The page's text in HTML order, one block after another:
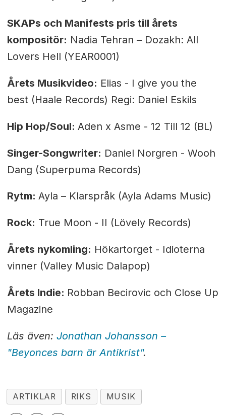
SKAPs och Manifests pris till årets
kompositör: Nadia Tehran – Dozakh: All
Lovers Hell (YEAR0001)
Årets Musikvideo: Elias - I give you the
best (Haale Records) Regi: Daniel Eskils
Hip Hop/Soul: Aden x Asme - 12 Till 12 (BL)
Singer-Songwriter: Daniel Norgren - Wooh
Dang (Superpuma Records)
Rytm: Ayla – Klarspråk (Ayla Adams Music)
Rock: True Moon - II (Lövely Records)
Årets nykomling: Hökartorget - Idioterna
vinner (Valley Music Dalapop)
Årets Indie: Robban Becirovic och Close Up
Magazine
Läs även: Jonathan Johansson –
"Beyonces barn är Antikrist".
ARTIKLAR RIKS MUSIK